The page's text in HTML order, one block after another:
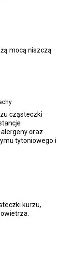
mocą niszczą
cząsteczki
oraz
tytoniowego i
kurzu,